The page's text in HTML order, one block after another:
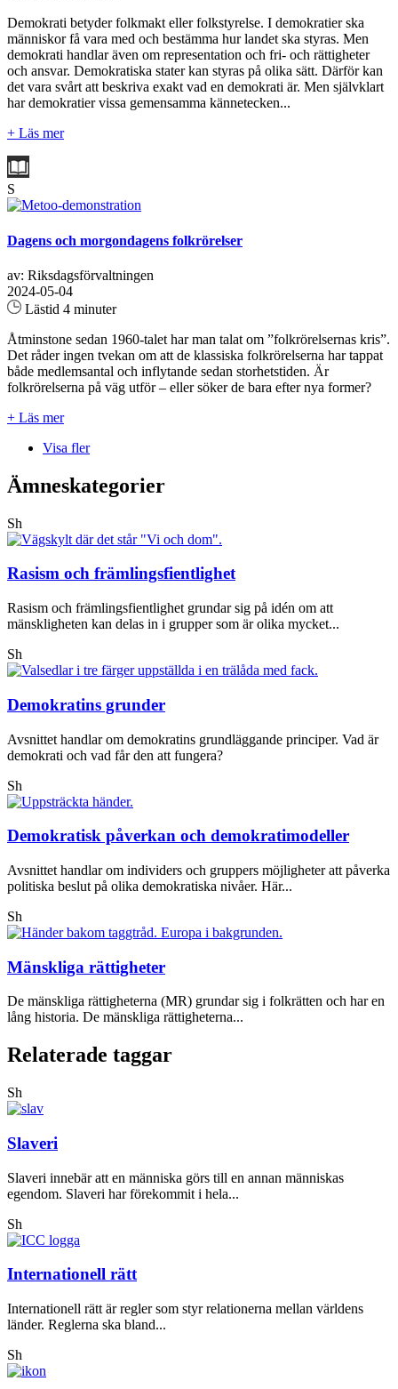
Demokrati betyder folkmakt eller folkstyrelse. I demokratier ska
människor få vara med och bestämma hur landet ska styras. Men
demokrati handlar även om representation och fri- och rättigheter
och ansvar. Demokratiska stater kan styras på olika sätt. Därför kan
det vara svårt att beskriva exakt vad en demokrati är. Men självklart
har demokratier vissa gemensamma kännetecken...
+ Läs mer
S
Dagens och morgondagens folkrörelser
av: Riksdagsförvaltningen
2024-05-04
Lästid 4 minuter
Åtminstone sedan 1960-talet har man talat om ”folkrörelsernas kris”.
Det råder ingen tvekan om att de klassiska folkrörelserna har tappat
både medlemsantal och inflytande sedan storhetstiden. Är
folkrörelserna på väg utför – eller söker de bara efter nya former?
+ Läs mer
Visa fler
Ämneskategorier
Sh
Rasism och främlingsfientlighet
Rasism och främlingsfientlighet grundar sig på idén om att
mänskligheten kan delas in i grupper som är olika mycket...
Sh
Demokratins grunder
Avsnittet handlar om demokratins grundläggande principer. Vad är
demokrati och vad får den att fungera?
Sh
Demokratisk påverkan och demokratimodeller
Avsnittet handlar om individers och gruppers möjligheter att påverka
politiska beslut på olika demokratiska nivåer. Här...
Sh
Mänskliga rättigheter
De mänskliga rättigheterna (MR) grundar sig i folkrätten och har en
lång historia. De mänskliga rättigheterna...
Relaterade taggar
Sh
Slaveri
Slaveri innebär att en människa görs till en annan människas
egendom. Slaveri har förekommit i hela...
Sh
Internationell rätt
Internationell rätt är regler som styr relationerna mellan världens
länder. Reglerna ska bland...
Sh